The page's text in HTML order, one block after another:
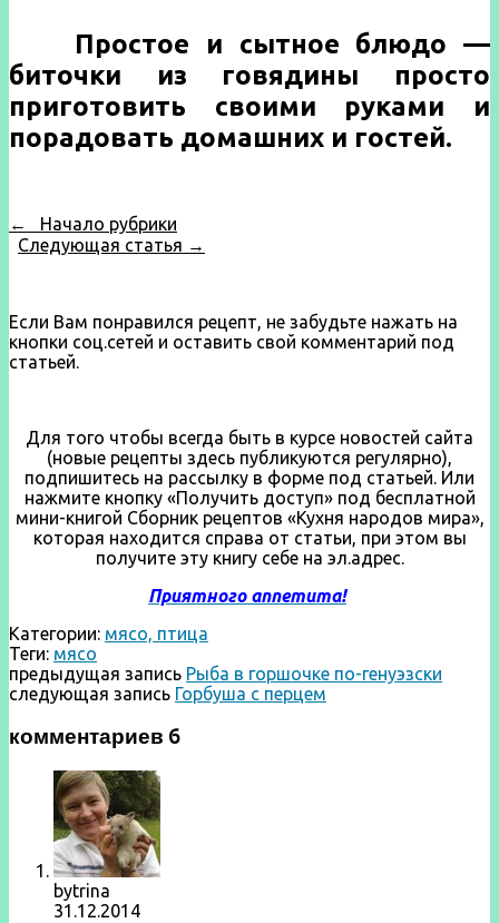
Простое и сытное блюдо —
биточки из говядины просто
приготовить своими руками и
порадовать домашних и гостей.
← Начало рубрики
Следующая статья →
Если Вам понравился рецепт, не забудьте нажать на
кнопки соц.сетей и оставить свой комментарий под
статьей.
Для того чтобы всегда быть в курсе новостей сайта
(новые рецепты здесь публикуются регулярно),
подпишитесь на рассылку в форме под статьей. Или
нажмите кнопку «Получить доступ» под бесплатной
мини-книгой Сборник рецептов «Кухня народов мира»,
которая находится справа от статьи, при этом вы
получите эту книгу себе на эл.адрес.
Приятного аппетита!
Категории: мясо, птица
Теги: мясо
предыдущая запись Рыба в горшочке по-генуэзски
следующая запись Горбуша с перцем
комментариев 6
bytrina
31.12.2014